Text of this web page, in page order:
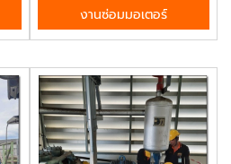
งานซ่อมมอเตอร์